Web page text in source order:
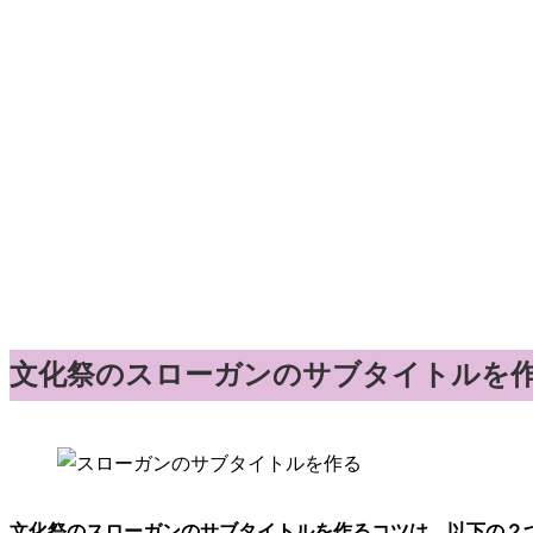
文化祭のスローガンのサブタイトルを